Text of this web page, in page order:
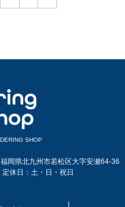
SHOP
岡県北九州市若松区大字安瀬64-36
休日：土・日・祝日